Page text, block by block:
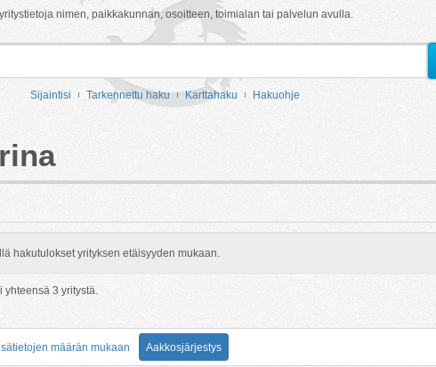
nimen, paikkakunnan, osoitteen, toimialan tai palvelun avulla.
Sijaintisi Tarkennettu haku Karttahaku Hakuohje
hakutulokset yrityksen etäisyyden mukaan.
yhteensä 3 yritystä.
määrän mukaan Aakkosjärjestys